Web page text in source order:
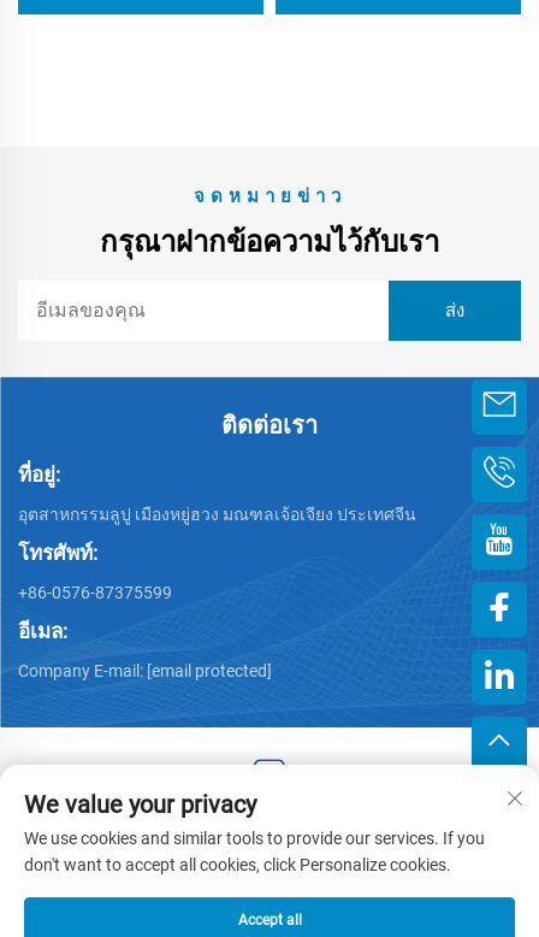
จดหมายข่าว
กรุณาฝากข้อความไว้กับเรา
ติดต่อเรา
ที่อยู่:
อุตสาหกรรมลูปู เมืองหยู่ฮวง มณฑลเจ้อเจียง ประเทศจีน
โทรศัพท์:
+86-0576-87375599
อีเมล:
Company E-mail: [email protected]
ลิขสิทธิ์ © 2025 โดย Zhejiang Hengjiang Plastic Co., Ltd. -
นโยบายความเป็นส่วนตัว
We value your privacy
We use cookies and similar tools to provide our services. If you
don't want to accept all cookies, click Personalize cookies.
Accept all